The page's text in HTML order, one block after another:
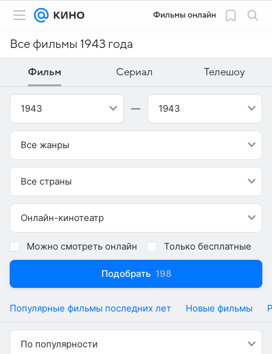
Фильмы онлайн
Все фильмы 1943 года
Фильм Сериал Телешоу
1943 — 1943
Все жанры
Все страны
Онлайн-кинотеатр
Можно смотреть онлайн Только бесплатные
Подобрать 198
Популярные фильмы последних лет Новые фильмы
По популярности